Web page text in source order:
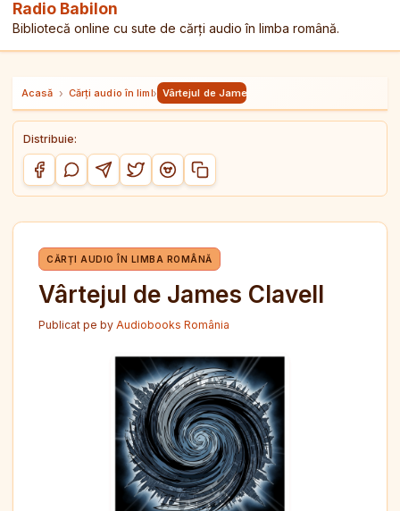
Radio Babilon
Bibliotecă online cu sute de cărți audio în limba română.
Acasă › Cărți audio în limba română
› Vârtejul de James Clavell
Distribuie:
Distribuie pe Facebook
Distribuie pe WhatsApp
Distribuie pe Telegram
Distribuie pe Twitter/X
Distribuie pe Reddit
Copiază link-ul
CĂRȚI AUDIO ÎN LIMBA ROMÂNĂ
Vârtejul de James Clavell
Publicat pe by Audiobooks România